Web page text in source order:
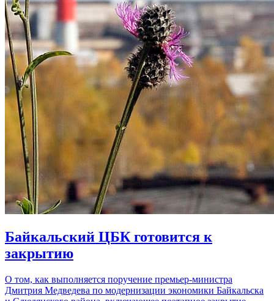
Байкальский ЦБК готовится к
закрытию
О том, как выполняется поручение премьер-министра
Дмитрия Медведева по модернизации экономики Байкальска